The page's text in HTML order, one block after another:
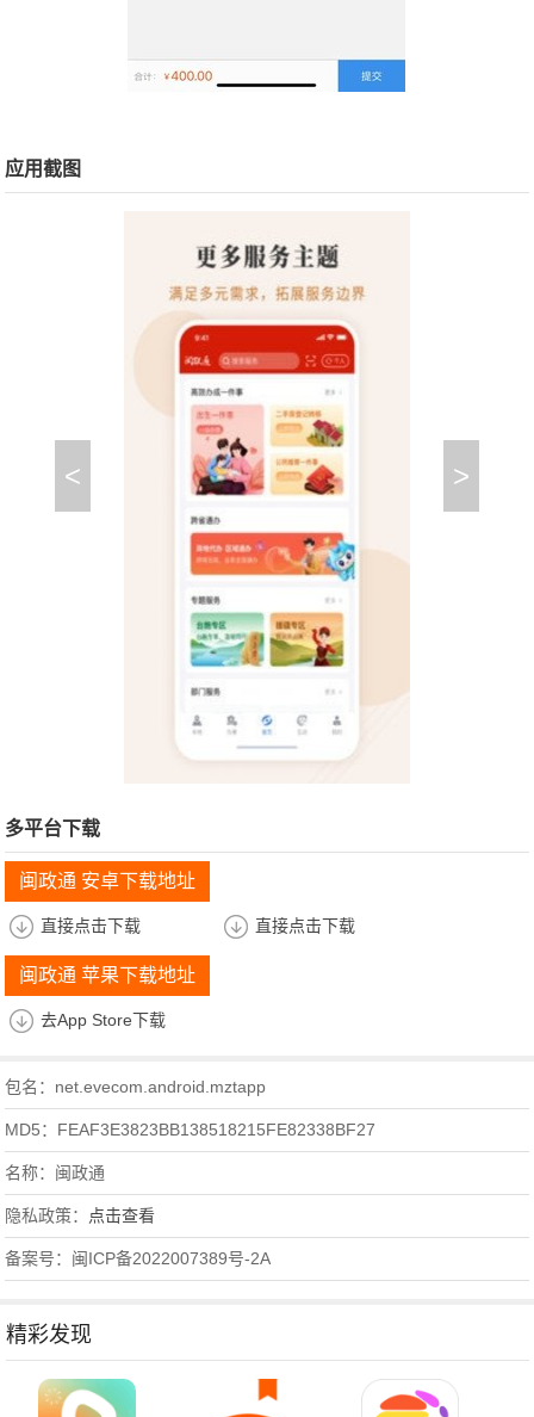
应用截图
< >
多平台下载
闽政通 安卓下载地址
直接点击下载 直接点击下载
闽政通 苹果下载地址
去App Store下载
包名：net.evecom.android.mztapp
MD5：FEAF3E3823BB138518215FE82338BF27
名称：闽政通
隐私政策： 点击查看
备案号：闽ICP备2022007389号-2A
精彩发现